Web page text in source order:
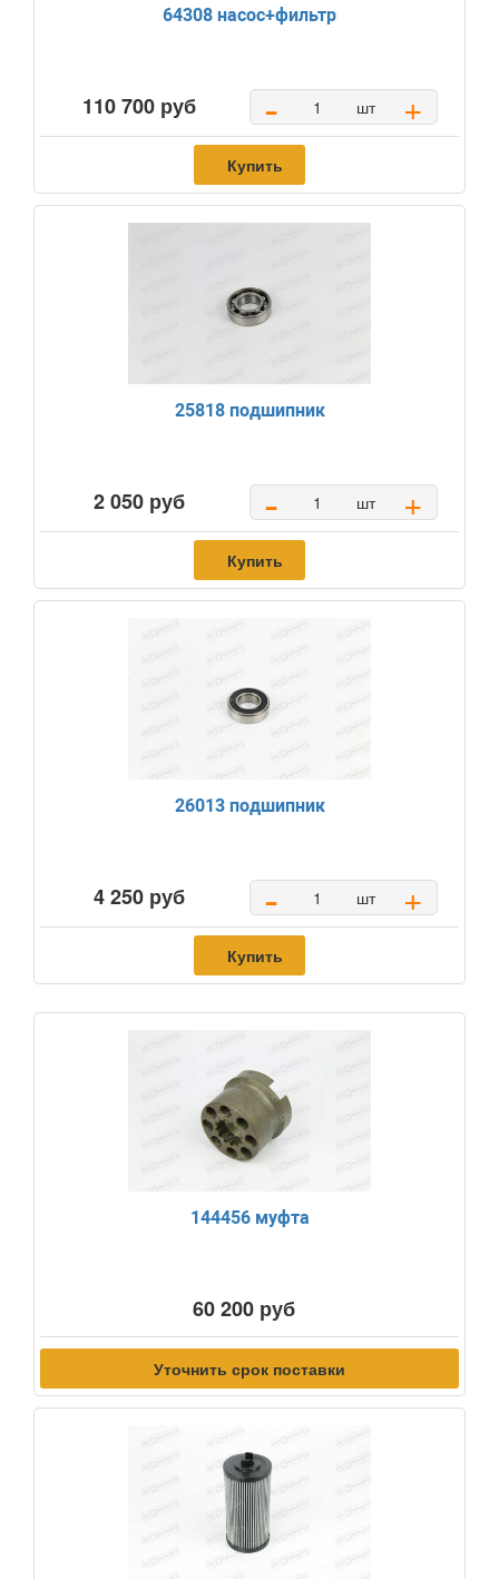
64308 насос+фильтр
110 700 руб - шт +
Купить
25818 подшипник
2 050 руб - шт +
Купить
26013 подшипник
4 250 руб - шт +
Купить
144456 муфта
60 200 руб
Уточнить срок поставки